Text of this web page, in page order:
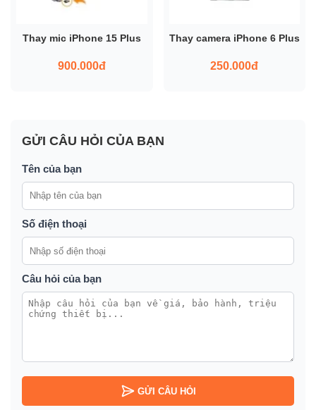
Thay mic iPhone 15 Plus
900.000đ
Thay camera iPhone 6 Plus
250.000đ
GỬI CÂU HỎI CỦA BẠN
Tên của bạn
Số điện thoại
Câu hỏi của bạn
GỬI CÂU HỎI